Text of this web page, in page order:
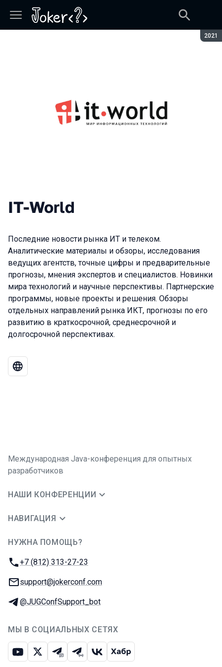
2021
IT-World
Последние новости рынка ИТ и телеком.
Аналитические материалы и обзоры, исследования
ведущих агентств, точные цифры и предварительные
прогнозы, мнения экспертов и специалистов. Новинки
мира технологий и научные перспективы. Партнерские
программы, новые проекты и решения. Обзоры
отдельных направлений рынка ИКТ, прогнозы по его
развитию в краткосрочной, среднесрочной и
долгосрочной перспективах.
Международная Java-конференция для опытных
разработчиков
НАШИ КОНФЕРЕНЦИИ
НАВИГАЦИЯ
НУЖНА ПОМОЩЬ?
Телефон:
+7 (812) 313-27-23
E-mail:
support@jokerconf.com
Телеграм:
@JUGConfSupport_bot
МЫ В СОЦИАЛЬНЫХ СЕТЯХ
ЮтубИкс Телеграм-чат
Телеграм-канал
ВКонтакте
Хабр